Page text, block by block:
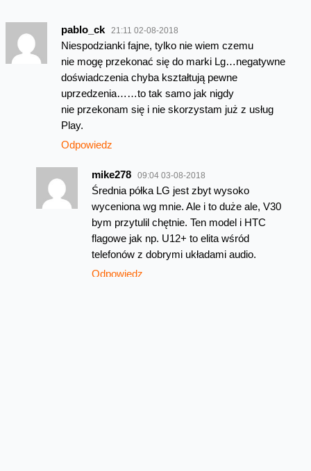
pablo_ck 21:11 02-08-2018
Niespodzianki fajne, tylko nie wiem czemu
nie mogę przekonać się do marki Lg…negatywne
doświadczenia chyba kształtują pewne
uprzedzenia……to tak samo jak nigdy
nie przekonam się i nie skorzystam już z usług
Play.
Odpowiedz
mike278 09:04 03-08-2018
Średnia półka LG jest zbyt wysoko
wyceniona wg mnie. Ale i to duże ale, V30
bym przytulil chętnie. Ten model i HTC
flagowe jak np. U12+ to elita wśród
telefonów z dobrymi układami audio.
Odpowiedz